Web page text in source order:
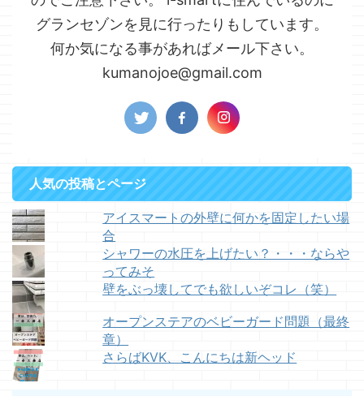
グランセゾンを見に行ったりもしています。
何か気になる事があればメール下さい。
kumanojoe@gmail.com
人気の投稿とページ
アイスマートの外壁に何かを固定したい場
合
シャワーの水圧を上げたい？・・・ならや
ってみそ
壁をぶっ壊してでも欲しいぞコレ（笑）
オープンステアのベビーガード問題（最終
章）
さらばKVK、こんにちは新ヘッド